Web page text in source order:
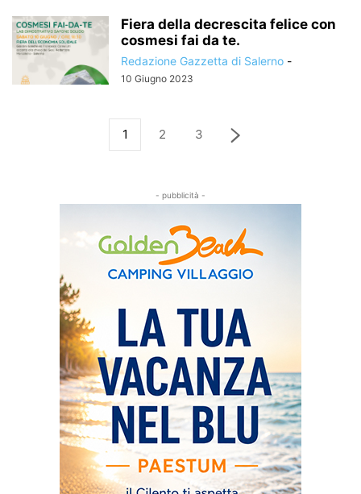
Fiera della decrescita felice con
cosmesi fai da te.
Redazione Gazzetta di Salerno -
10 Giugno 2023
1 2 3
- pubblicità -